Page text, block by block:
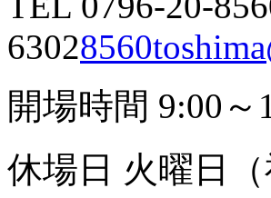
6302
開場時間 9:00～
休場日 火曜日